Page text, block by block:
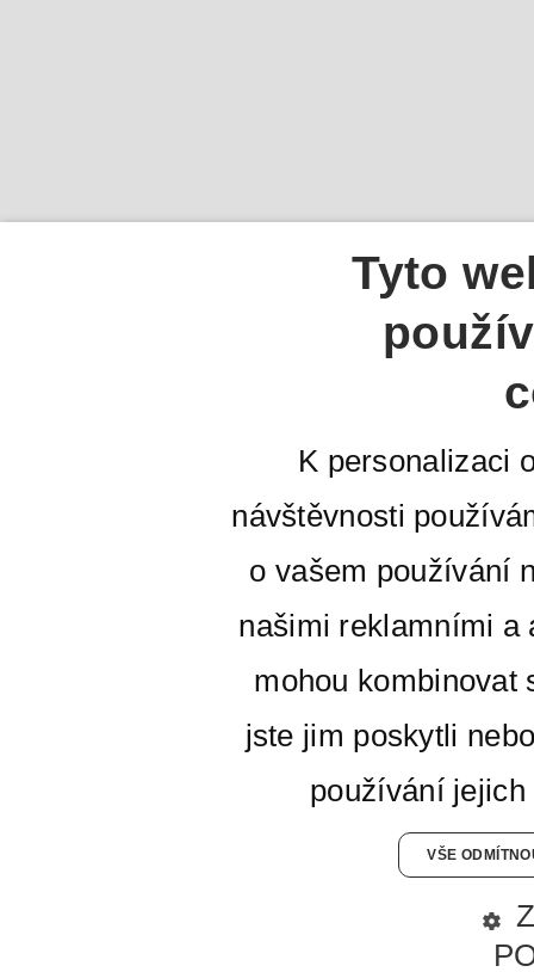
Tyto
K personalizaci
návštěvnosti
o vašem používání
našimi reklamními a
mohou kombinovat
jste jim poskytli
používání
VŠE